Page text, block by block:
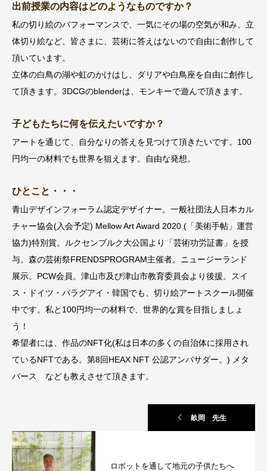
出前授業の内容はどのようなものですか？
私の切り絵のパフォーマンスで、一気にその場の空気が和み、立
体切り絵など、皆さまに、芸術に答えはないので自由に創作して
頂いています。
立体の白鳥の湖や虹のかけはし、ダリアや白鳥座を自由に創作し
て頂きます。3DCGのblenderは、モンキーで遊んで頂きます。
子どもたちに何を伝えたいですか？
アートを通じて、自分なりの答えを見つけて頂きたいです。100
円均一の材料でも世界を狙えます。自由な発想。
ひとこと・・・
青山デザインフォーラム認定デザイナー。一般社団法人日本カル
チャー協会(入会予定) Mellow Art Award 2020 (「美術手帖」運営
協力)特別賞。ルクセンブルク大公国より「芸術功労証書」を授
与。森の芸術祭FRENDSPROGRAM主催者。ニュージーランド
展示。PCW会員。津山市及び津山市教育委員会より後援。スイ
ス・ドイツ・パラグアイ・韓国でも、切り絵アートスクール開催
中です。私と100円均一の材料で、世界的な賞を目指しましょ
う！
希望者には、作品のNFT化(私は日本の多くの自治体に採用され
ているNFTである。第8回HEAX NFT 公認アンバサダー。) メタ
バース なども教えさせて頂きます。
畝岡 先生
ロボットを通して地元の子供たちへ